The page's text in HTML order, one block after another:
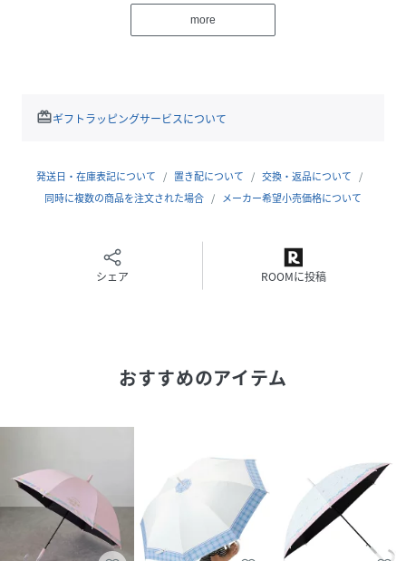
・手開き式ながら、お子様でも簡単に扱いやすい仕様。
トな配色。
UVカット率：99.9％
手開き式
違う場合がございます。
ホワイト（10）：中国｜ホワイト系（11）：中
50cm｜ホワイト系（11）：ポリエステル
サイズ
品番
RZ2287_GRI46000
GRI46000-11-099 RZ2287
more
redeemギフトラッピングサービスについて
発送日・在庫表記について 置き配について
交換・返品について
同時に複数の商品を注文された場合
メーカー希望小売価格について
シェア ROOMに投稿
おすすめのアイテム